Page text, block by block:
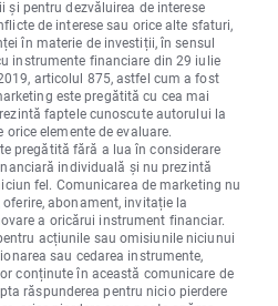
și pentru dezvăluirea de interese
de interese sau orice alte sfaturi,
în materie de investiții, în sensul
instrumente financiare din 29 iulie
articolul 875, astfel cum a fost
este pregătită cu cea mai
faptele cunoscute autorului la
elemente de evaluare.
pregătită fără a lua în considerare
individuală și nu prezintă
fel. Comunicarea de marketing nu
abonament, invitație la
a oricărui instrument financiar.
acțiunile sau omisiunile niciunui
sau cedarea instrumente,
conținute în această comunicare de
răspunderea pentru nicio pierdere